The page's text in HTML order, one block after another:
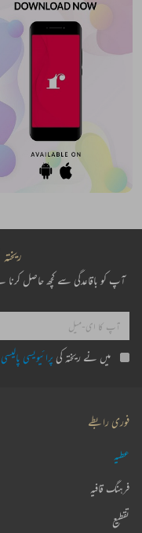
آپ کو باقاعدگی سے کچھ حاصل
میں نے ریختہ کی پرائیویسی پالیسی
فوری رابطے
عطیہ
فرہنگ قافیہ
تقطیع